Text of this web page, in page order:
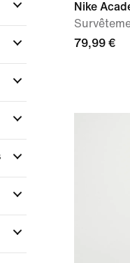
Nike
79,99 €